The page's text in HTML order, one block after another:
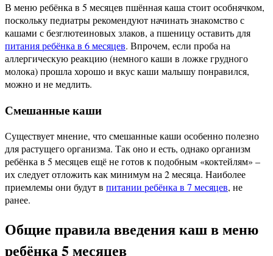
В меню ребёнка в 5 месяцев пшённая каша стоит особнячком,
поскольку педиатры рекомендуют начинать знакомство с
кашами с безглютеиновых злаков, а пшеницу оставить для
питания ребёнка в 6 месяцев. Впрочем, если проба на
аллергическую реакцию (немного каши в ложке грудного
молока) прошла хорошо и вкус каши малышу понравился,
можно и не медлить.
Смешанные каши
Существует мнение, что смешанные каши особенно полезно
для растущего организма. Так оно и есть, однако организм
ребёнка в 5 месяцев ещё не готов к подобным «коктейлям» –
их следует отложить как минимум на 2 месяца. Наиболее
приемлемы они будут в питании ребёнка в 7 месяцев, не
ранее.
Общие правила введения каш в меню
ребёнка 5 месяцев